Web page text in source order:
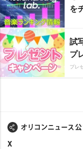
を
試
プ
プレ
X